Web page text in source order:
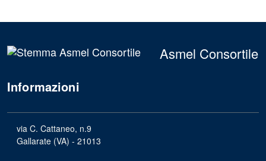
Asmel Consortile
Informazioni
via C. Cattaneo, n.9
Gallarate (VA) - 21013